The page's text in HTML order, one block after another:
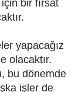
bir fırsat
yapacağız
olacaktır.
bu dönemde
işler de